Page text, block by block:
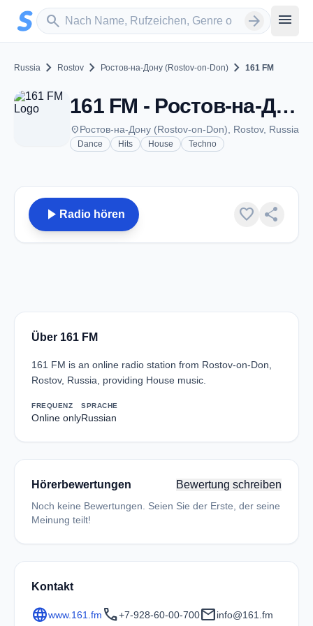
Zum Hauptinhalt springen
search
Sender suchen arrow_forward menu
Russia chevron_right Rostov chevron_right Ростов-на-Дону (Rostov-on-Don) chevron_right 161 FM
161 FM - Ростов-на-Дону (Rostov-on-Don)
placeРостов-на-Дону (Rostov-on-Don), Rostov, Russia
Dance Hits House Techno
play_arrow Radio hören favorite share
Über 161 FM
161 FM is an online radio station from Rostov-on-Don,
Rostov, Russia, providing House music.
FREQUENZ
Online only
SPRACHE
Russian
Hörerbewertungen Bewertung schreiben
Noch keine Bewertungen. Seien Sie der Erste, der seine
Meinung teilt!
Kontakt
languagewww.161.fm call+7-928-60-00-700mailinfo@161.fm